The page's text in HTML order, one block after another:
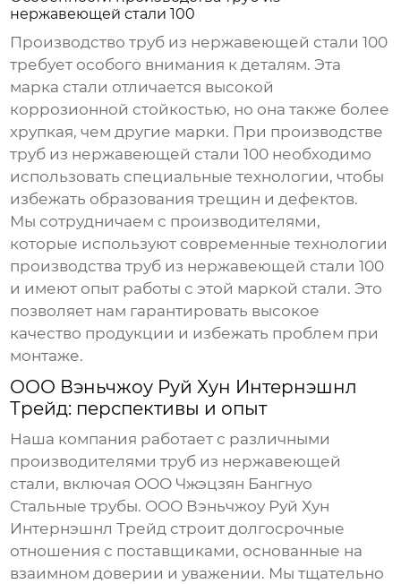
нержавеющей стали 100
Производствотруб из нержавеющей стали 100
требует особого внимания к деталям. Эта
марка стали отличается высокой
коррозионной стойкостью, но она также более
хрупкая, чем другие марки. При производстве
труб из нержавеющей стали 100 необходимо
использовать специальные технологии, чтобы
избежать образования трещин и дефектов.
Мы сотрудничаем с производителями,
которые используют современные технологии
производстватруб из нержавеющей стали 100
и имеют опыт работы с этой маркой стали. Это
позволяет нам гарантировать высокое
качество продукции и избежать проблем при
монтаже.
ООО Вэньчжоу Руй Хун Интернэшнл
Трейд: перспективы и опыт
Наша компания работает с различными
производителямитруб из нержавеющей
стали, включая ООО Чжэцзян Бангнуо
Стальные трубы. ООО Вэньчжоу Руй Хун
Интернэшнл Трейд строит долгосрочные
отношения с поставщиками, основанные на
взаимном доверии и уважении. Мы тщательно